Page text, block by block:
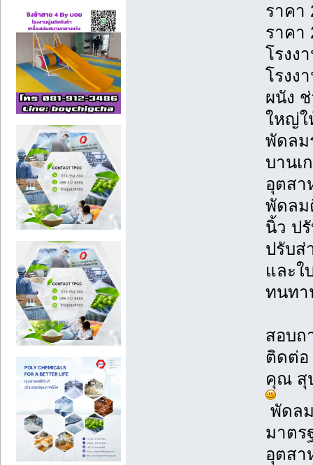
ราคา
ราคา
โรงง
โรงง
ผนัง
ใหญ่ใ
พัดลม
บานเ
อุตสา
พัดลม
นิ้ว ป
ปรับส่
และใ
ทนทา
สอบถ
ติดต่อ
คุณ สุ
พัดล
มาตร
อุตสา